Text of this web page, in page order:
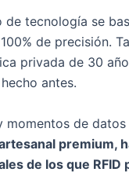
tecnología se
de precisión.
privada de 30
antes.
momentos de
premium,
de los que